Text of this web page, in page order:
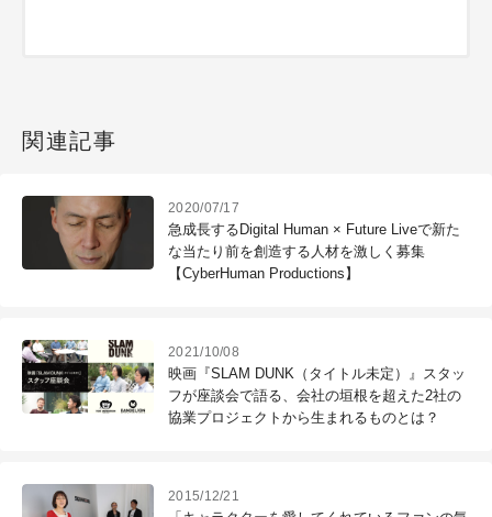
関連記事
2020/07/17
急成長するDigital Human × Future Liveで新た
な当たり前を創造する人材を激しく募集
【CyberHuman Productions】
2021/10/08
映画『SLAM DUNK（タイトル未定）』スタッ
フが座談会で語る、会社の垣根を超えた2社の
協業プロジェクトから生まれるものとは？
2015/12/21